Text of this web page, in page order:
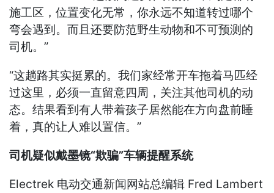
施工区，位置变化无常，你永远不知道转过哪个
弯会遇到。而且还要防范野生动物和不可预测的
司机。”
“这趟路其实挺累的。我们家经常开车拖着马匹经
过这里，必须一直留意四周，关注其他司机的动
态。结果看到有人带着孩子居然能在方向盘前睡
着，真的让人难以置信。”
司机疑似戴墨镜“欺骗”车辆提醒系统
Electrek 电动交通新闻网站总编辑 Fred Lambert